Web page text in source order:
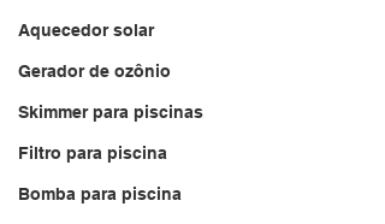
Aquecedor solar
Gerador de ozônio
Skimmer para piscinas
Filtro para piscina
Bomba para piscina